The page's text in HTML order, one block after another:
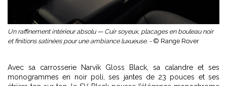
Un raffinement intérieur absolu — Cuir soyeux, placages en bouleau noir
et finitions satinées pour une ambiance luxueuse. - © Range Rover
Avec sa carrosserie Narvik Gloss Black, sa calandre et ses
monogrammes en noir poli, ses jantes de 23 pouces et ses